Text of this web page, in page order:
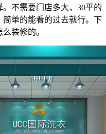
不需要门店多大，30平的
单的能看的过去就行。下
装修的。